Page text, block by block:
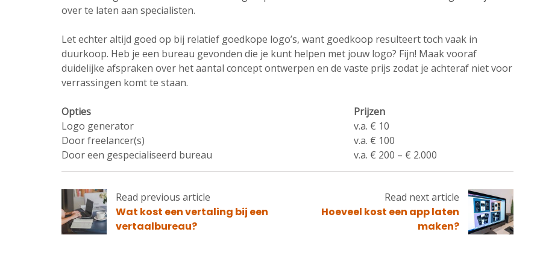
over te laten aan specialisten.
Let echter altijd goed op bij relatief goedkope logo’s, want goedkoop resulteert toch vaak in
duurkoop. Heb je een bureau gevonden die je kunt helpen met jouw logo? Fijn! Maak vooraf
duidelijke afspraken over het aantal concept ontwerpen en de vaste prijs zodat je achteraf niet voor
verrassingen komt te staan.
Opties
Prijzen
Logo generator
v.a. € 10
Door freelancer(s)
v.a. € 100
Door een gespecialiseerd bureau
v.a. € 200 – € 2.000
Read previous article
Read
previous
Wat kost een vertaling bij een
vertaalbureau?
Read next article
Read
Hoeveel kost een app laten
maken?